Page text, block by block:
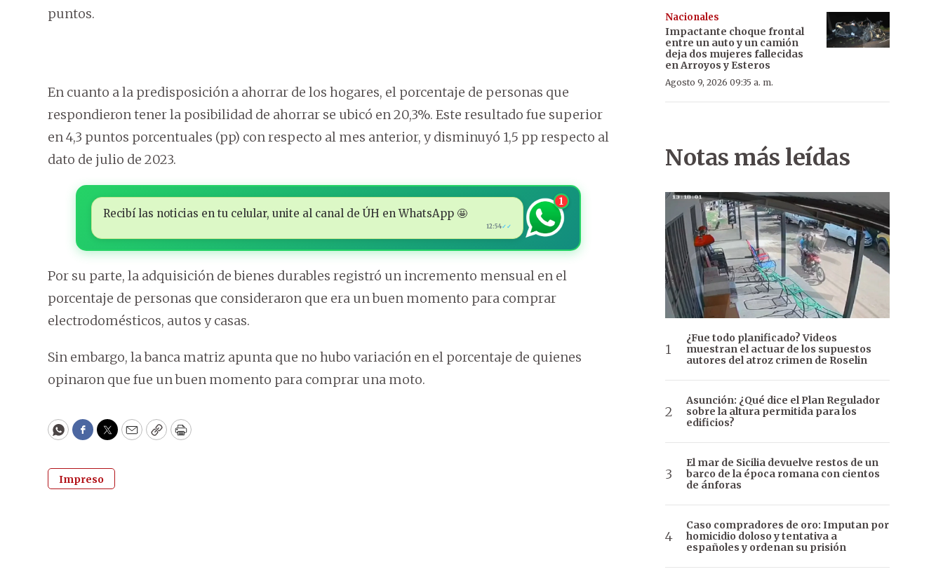
puntos.
En cuanto a la predisposición a ahorrar de los hogares, el porcentaje de personas que
respondieron tener la posibilidad de ahorrar se ubicó en 20,3%. Este resultado fue superior
en 4,3 puntos porcentuales (pp) con respecto al mes anterior, y disminuyó 1,5 pp respecto al
dato de julio de 2023.
Recibí las noticias en tu celular, unite al canal de ÚH en WhatsApp 🤩
12:54✓✓
1
Por su parte, la adquisición de bienes durables registró un incremento mensual en el
porcentaje de personas que consideraron que era un buen momento para comprar
electrodomésticos, autos y casas.
Sin embargo, la banca matriz apunta que no hubo variación en el porcentaje de quienes
opinaron que fue un buen momento para comprar una moto.
WhatsApp
Facebook
Twitter
EmailCopyPrint
Impreso
Nacionales
Impactante choque frontal
entre un auto y un camión
deja dos mujeres fallecidas
en Arroyos y Esteros
Agosto 9, 2026 09:35 a. m.
Notas más leídas
¿Fue todo planificado? Videos
muestran el actuar de los supuestos
autores del atroz crimen de Roselin
Asunción: ¿Qué dice el Plan Regulador
sobre la altura permitida para los
edificios?
El mar de Sicilia devuelve restos de un
barco de la época romana con cientos
de ánforas
Caso compradores de oro: Imputan por
homicidio doloso y tentativa a
españoles y ordenan su prisión